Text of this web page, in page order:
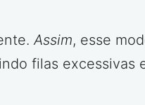
Assim, esse
filas excessivas